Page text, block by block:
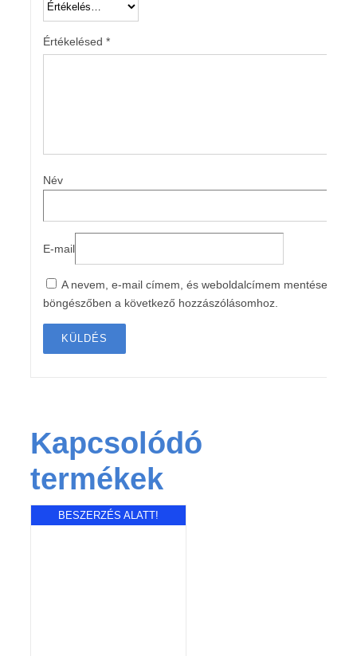
Értékelésed *
Név
E-mail
A nevem, e-mail címem, és weboldalcímem mentése a
böngészőben a következő hozzászólásomhoz.
Kapcsolódó
termékek
BESZERZÉS ALATT!